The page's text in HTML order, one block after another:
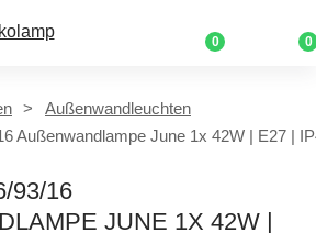
0 0
Außenwandleuchten
Außenwandlampe June 1x 42W | E27 |
93/16
JUNE 1X 42W | E